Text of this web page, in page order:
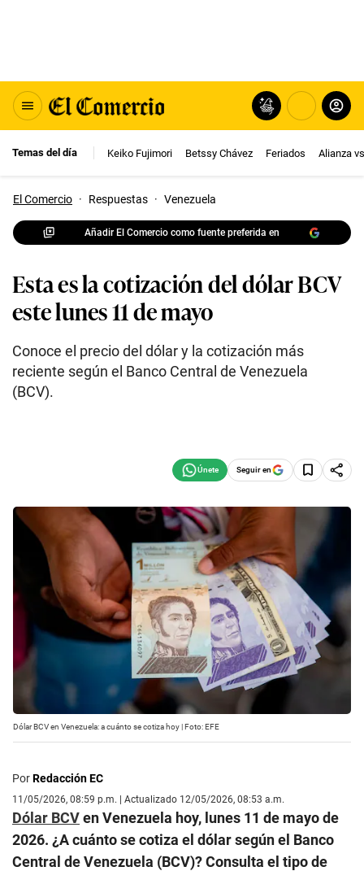
Temas del día Keiko Fujimori Betssy Chávez Feriados Alianza
El Comercio · Respuestas · Venezuela
Añadir El Comercio como fuente preferida en
Esta es la cotización del dólar BCV
este lunes 11 de mayo
Conoce el precio del dólar y la cotización más
reciente según el Banco Central de Venezuela
(BCV).
Seguir en
Dólar BCV en Venezuela: a cuánto se cotiza hoy | Foto: EFE
PorRedacción EC
11/05/2026, 08:59 p.m. | Actualizado 12/05/2026, 08:53 a.m.
Dólar BCVen Venezuela hoy, lunes 11 de mayo de
2026. ¿A cuánto se cotiza el dólar según el Banco
Central de Venezuela (BCV)? Consulta el tipo de